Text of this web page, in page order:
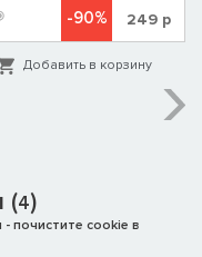
-90% 249р
Добавить в корзину
(4)
почистите cookie в